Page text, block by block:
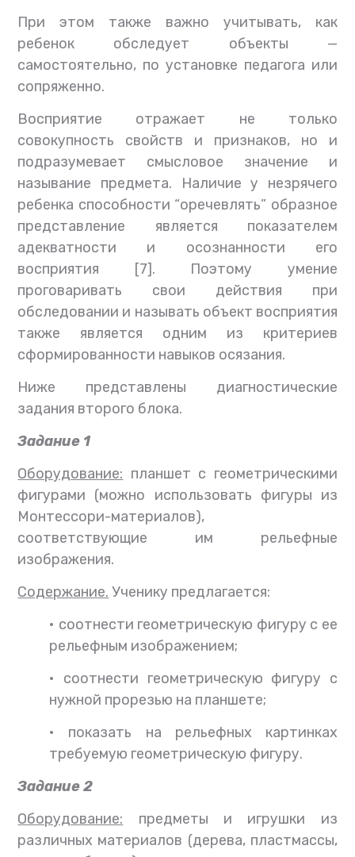
При этом также важно учитывать, как
ребенок обследует объекты —
самостоятельно, по установке педагога или
сопряженно.
Восприятие отражает не только
совокупность свойств и признаков, но и
подразумевает смысловое значение и
называние предмета. Наличие у незрячего
ребенка способности “оречевлять” образное
представление является показателем
адекватности и осознанности его
восприятия [7]. Поэтому умение
проговаривать свои действия при
обследовании и называть объект восприятия
также является одним из критериев
сформированности навыков осязания.
Ниже представлены диагностические
задания второго блока.
Задание 1
Оборудование: планшет с геометрическими
фигурами (можно использовать фигуры из
Монтессори-материалов),
соответствующие им рельефные
изображения.
Содержание. Ученику предлагается:
• соотнести геометрическую фигуру с ее
рельефным изображением;
• соотнести геометрическую фигуру с
нужной прорезью на планшете;
• показать на рельефных картинках
требуемую геометрическую фигуру.
Задание 2
Оборудование: предметы и игрушки из
различных материалов (дерева, пластмассы,